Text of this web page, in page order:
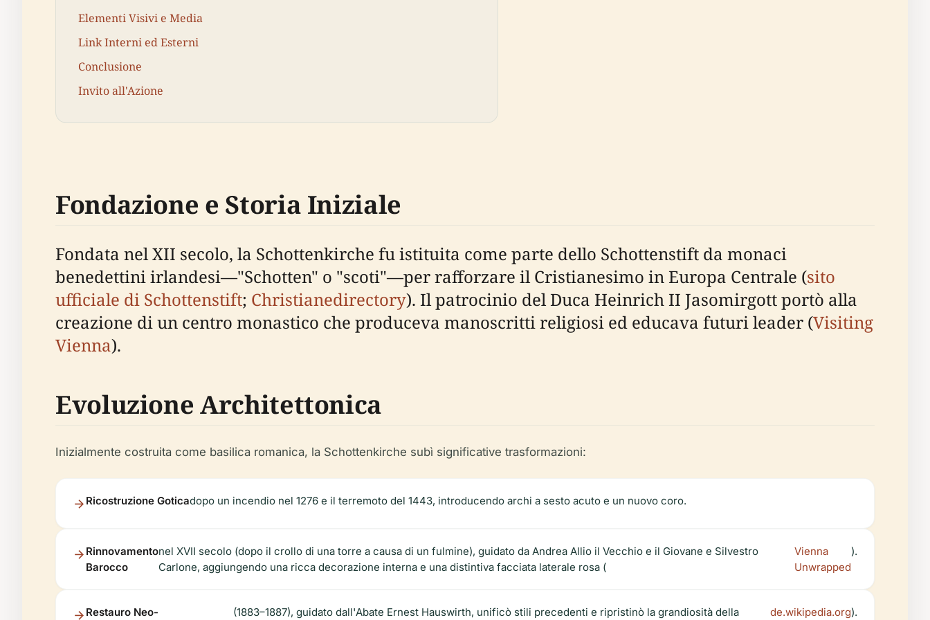
Elementi Visivi e Media
Link Interni ed Esterni
Conclusione
Invito all'Azione
Fondazione e Storia Iniziale
Fondata nel XII secolo, la Schottenkirche fu istituita come parte dello Schottenstift da monaci
benedettini irlandesi—"Schotten" o "scoti"—per rafforzare il Cristianesimo in Europa Centrale (sito
ufficiale di Schottenstift; Christianedirectory). Il patrocinio del Duca Heinrich II Jasomirgott portò alla
creazione di un centro monastico che produceva manoscritti religiosi ed educava futuri leader (Visiting
Vienna).
Evoluzione Architettonica
Inizialmente costruita come basilica romanica, la Schottenkirche subì significative trasformazioni:
Ricostruzione Goticadopo un incendio nel 1276 e il terremoto del 1443, introducendo archi a sesto acuto e un nuovo coro.
Rinnovamento
Barocco
nel XVII secolo (dopo il crollo di una torre a causa di un fulmine), guidato da Andrea Allio il Vecchio e il Giovane e Silvestro
Carlone, aggiungendo una ricca decorazione interna e una distintiva facciata laterale rosa (
Vienna
Unwrapped
).
Restauro Neo- (1883–1887), guidato dall'Abate Ernest Hauswirth, unificò stili precedenti e ripristinò la grandiosità della de.wikipedia.org).